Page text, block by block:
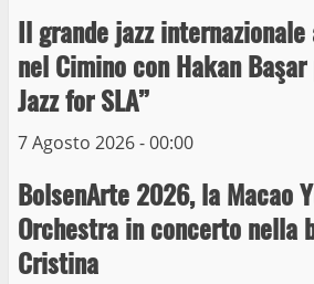
Il grande jazz
nel Cimino con Hakan
Jazz for SLA”
7 Agosto 2026 - 00:00
BolsenArte 2026, la Macao
Orchestra in concerto nella
Cristina
7
Giochi Sportivi
10 Maggio 2023
I Carabinieri
detenzione ai fini di